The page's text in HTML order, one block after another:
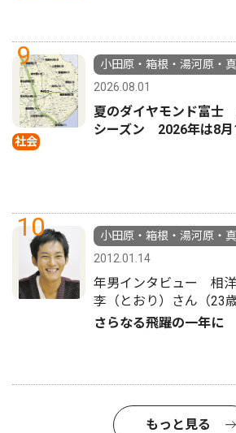
9
社会
小田原・箱根・湯河原・
2026.08.01
夏のダイヤモンド富士
シーズン 2026年は8
10
小田原・箱根・湯河原・
2012.01.14
年男インタビュー 相
李（とおり）さん（23歳
さらなる飛躍の一年に
もっと見る